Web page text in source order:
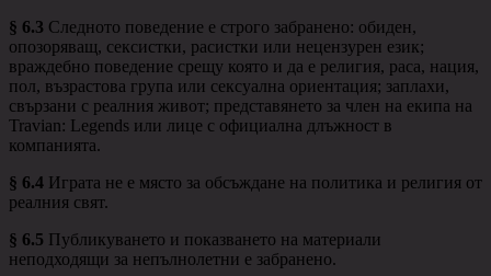
§ 6.3 Следното поведение е строго забранено: обиден,
опозоряващ, сексистки, расистки или нецензурен език;
враждебно поведение срещу която и да е религия, раса, нация,
пол, възрастова група или сексуална ориентация; заплахи,
свързани с реалния живот; представянето за член на екипа на
Travian: Legends или лице с официална длъжност в
компанията.
§ 6.4 Играта не е място за обсъждане на политика и религия от
реалния свят.
§ 6.5 Публикуването и показването на материали
неподходящи за непълнолетни е забранено.